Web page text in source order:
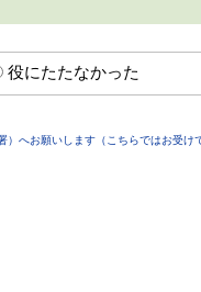
役にたたなかった
）へお願いします（こちらではお受け